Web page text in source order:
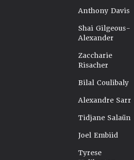
Anthony Davis
Shai Gilgeous-
Alexander
Zaccharie
Risacher
Bilal Coulibaly
Alexandre Sarr
Tidjane Salaün
Joel Embiid
Tyrese